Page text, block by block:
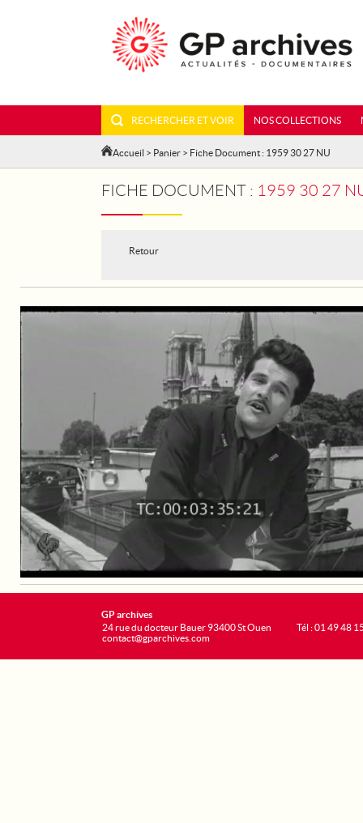
RECHERCHER ET VOIR NOS COLLECTIONS
Accueil > Panier > Fiche Document : 1959 30 27 NU
FICHE DOCUMENT : 1959 30 27
Retour
GP archives
24 rue du docteur Bauer 93400 St Ouen
contact@gparchives.com
Tél : 01 49 48